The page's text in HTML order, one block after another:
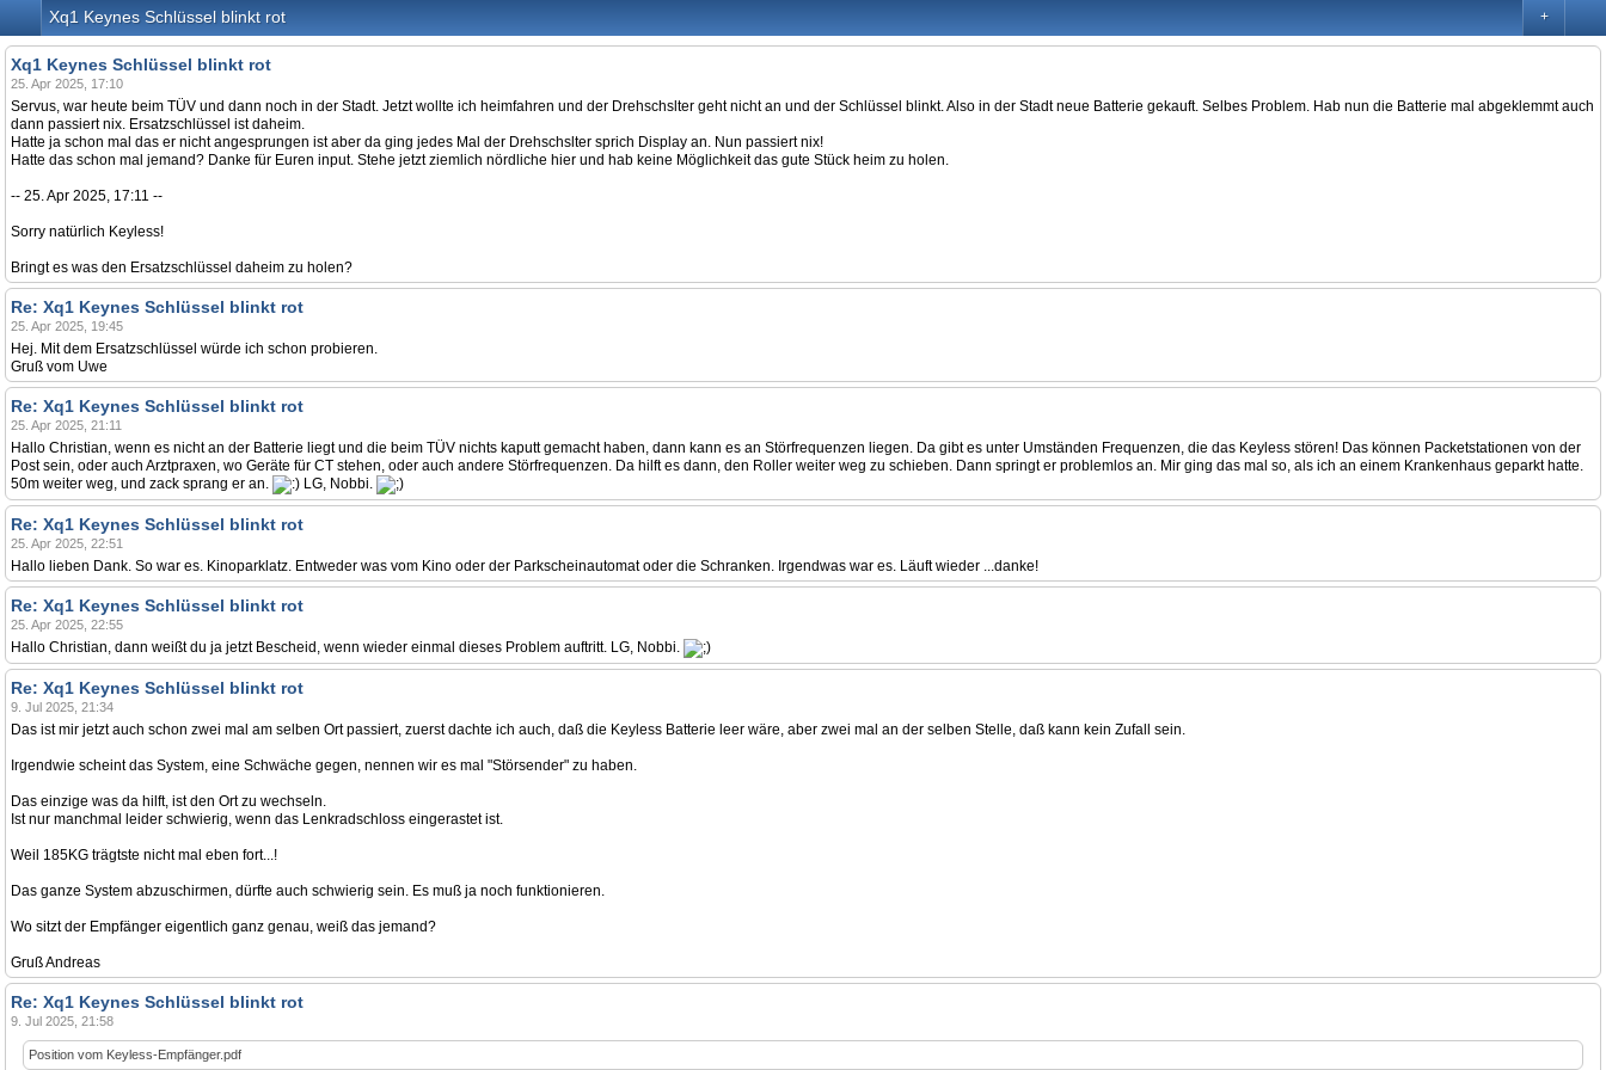
+
Xq1 Keynes Schlüssel blinkt rot
Xq1 Keynes Schlüssel blinkt rot
25. Apr 2025, 17:10
Servus, war heute beim TÜV und dann noch in der Stadt. Jetzt wollte ich heimfahren und der Drehschslter geht nicht an und der Schlüssel blinkt. Also in der Stadt neue Batterie gekauft. Selbes Problem. Hab nun die Batterie mal abgeklemmt auch
dann passiert nix. Ersatzschlüssel ist daheim.
Hatte ja schon mal das er nicht angesprungen ist aber da ging jedes Mal der Drehschslter sprich Display an. Nun passiert nix!
Hatte das schon mal jemand? Danke für Euren input. Stehe jetzt ziemlich nördliche hier und hab keine Möglichkeit das gute Stück heim zu holen.
-- 25. Apr 2025, 17:11 --
Sorry natürlich Keyless!
Bringt es was den Ersatzschlüssel daheim zu holen?
Re: Xq1 Keynes Schlüssel blinkt rot
25. Apr 2025, 19:45
Hej. Mit dem Ersatzschlüssel würde ich schon probieren.
Gruß vom Uwe
Re: Xq1 Keynes Schlüssel blinkt rot
25. Apr 2025, 21:11
Hallo Christian, wenn es nicht an der Batterie liegt und die beim TÜV nichts kaputt gemacht haben, dann kann es an Störfrequenzen liegen. Da gibt es unter Umständen Frequenzen, die das Keyless stören! Das können Packetstationen von der
Post sein, oder auch Arztpraxen, wo Geräte für CT stehen, oder auch andere Störfrequenzen. Da hilft es dann, den Roller weiter weg zu schieben. Dann springt er problemlos an. Mir ging das mal so, als ich an einem Krankenhaus geparkt hatte.
50m weiter weg, und zack sprang er an.
LG, Nobbi.
Re: Xq1 Keynes Schlüssel blinkt rot
25. Apr 2025, 22:51
Hallo lieben Dank. So war es. Kinoparklatz. Entweder was vom Kino oder der Parkscheinautomat oder die Schranken. Irgendwas war es. Läuft wieder ...danke!
Re: Xq1 Keynes Schlüssel blinkt rot
25. Apr 2025, 22:55
Hallo Christian, dann weißt du ja jetzt Bescheid, wenn wieder einmal dieses Problem auftritt. LG, Nobbi.
Re: Xq1 Keynes Schlüssel blinkt rot
9. Jul 2025, 21:34
Das ist mir jetzt auch schon zwei mal am selben Ort passiert, zuerst dachte ich auch, daß die Keyless Batterie leer wäre, aber zwei mal an der selben Stelle, daß kann kein Zufall sein.
Irgendwie scheint das System, eine Schwäche gegen, nennen wir es mal "Störsender" zu haben.
Das einzige was da hilft, ist den Ort zu wechseln.
Ist nur manchmal leider schwierig, wenn das Lenkradschloss eingerastet ist.
Weil 185KG trägtste nicht mal eben fort...!
Das ganze System abzuschirmen, dürfte auch schwierig sein. Es muß ja noch funktionieren.
Wo sitzt der Empfänger eigentlich ganz genau, weiß das jemand?
Gruß Andreas
Re: Xq1 Keynes Schlüssel blinkt rot
9. Jul 2025, 21:58
Position vom Keyless-Empfänger.pdf